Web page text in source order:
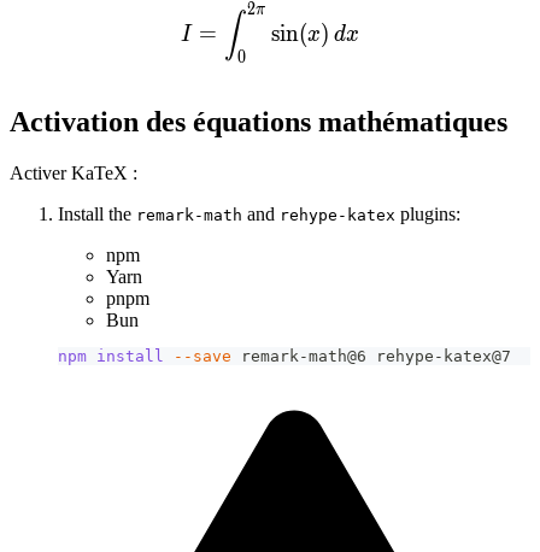
I = \int_0^{2\pi}
I = ∫0
2π
sin(x) dx
Activation des équations mathématiques
Activer KaTeX :
Install the remark-math and rehype-katex plugins:
npm
Yarn
pnpm
Bun
npm install --save remark-math@6 rehype-katex@7